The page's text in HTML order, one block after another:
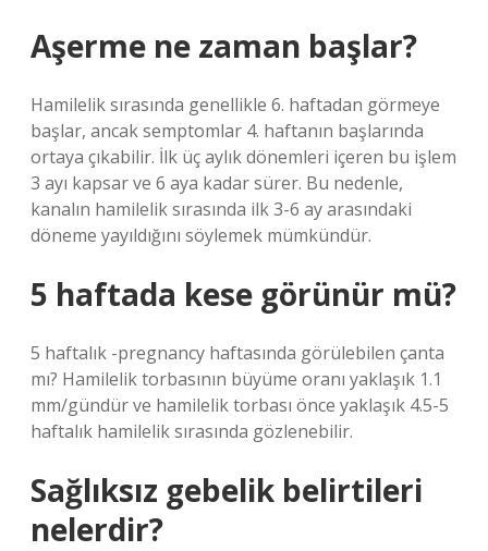
Aşerme ne zaman başlar?
Hamilelik sırasında genellikle 6. haftadan görmeye
başlar, ancak semptomlar 4. haftanın başlarında
ortaya çıkabilir. İlk üç aylık dönemleri içeren bu işlem
3 ayı kapsar ve 6 aya kadar sürer. Bu nedenle,
kanalın hamilelik sırasında ilk 3-6 ay arasındaki
döneme yayıldığını söylemek mümkündür.
5 haftada kese görünür mü?
5 haftalık -pregnancy haftasında görülebilen çanta
mı? Hamilelik torbasının büyüme oranı yaklaşık 1.1
mm/gündür ve hamilelik torbası önce yaklaşık 4.5-5
haftalık hamilelik sırasında gözlenebilir.
Sağlıksız gebelik belirtileri
nelerdir?